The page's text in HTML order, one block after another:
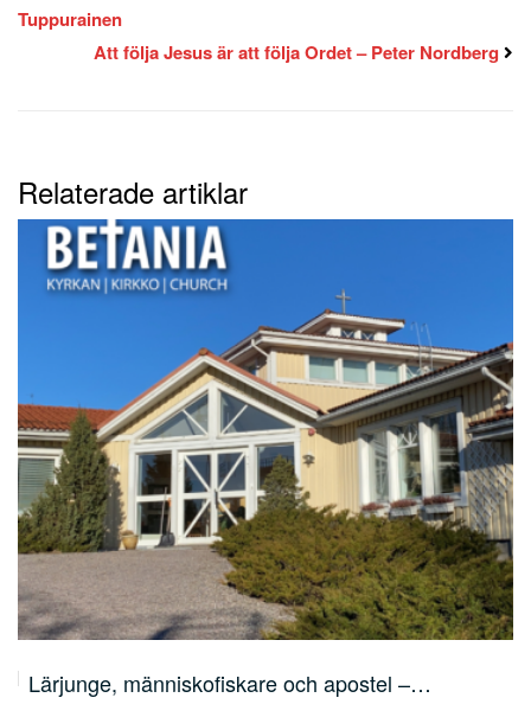
Tuppurainen
Att följa Jesus är att följa Ordet – Peter Nordberg
Relaterade artiklar
Lärjunge, människofiskare och apostel –…